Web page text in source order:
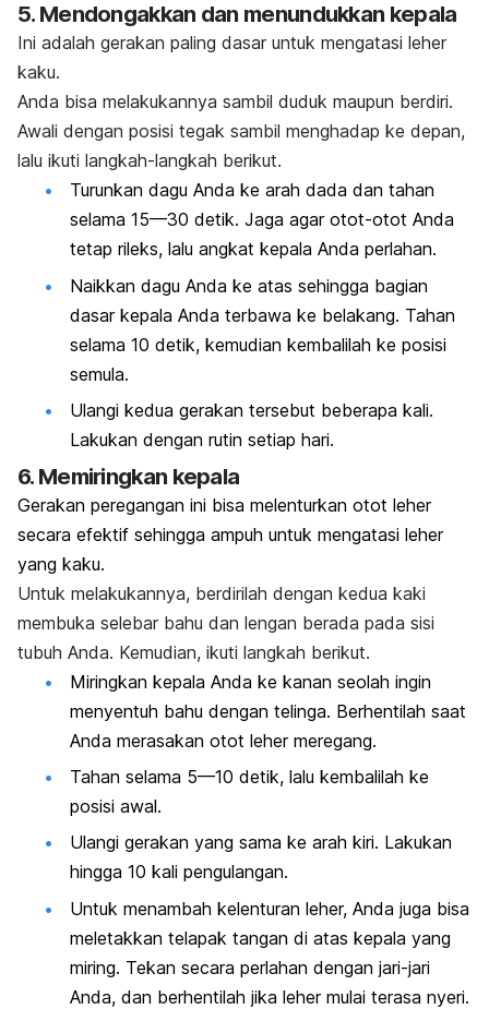
5. Mendongakkan dan menundukkan kepala
Ini adalah gerakan paling dasar untuk mengatasi leher
kaku.
Anda bisa melakukannya sambil duduk maupun berdiri.
Awali dengan posisi tegak sambil menghadap ke depan,
lalu ikuti langkah-langkah berikut.
Turunkan dagu Anda ke arah dada dan tahan
selama 15—30 detik. Jaga agar otot-otot Anda
tetap rileks, lalu angkat kepala Anda perlahan.
Naikkan dagu Anda ke atas sehingga bagian
dasar kepala Anda terbawa ke belakang. Tahan
selama 10 detik, kemudian kembalilah ke posisi
semula.
Ulangi kedua gerakan tersebut beberapa kali.
Lakukan dengan rutin setiap hari.
6. Memiringkan kepala
Gerakan peregangan ini bisa melenturkan otot leher
secara efektif sehingga ampuh untuk mengatasi leher
yang kaku.
Untuk melakukannya, berdirilah dengan kedua kaki
membuka selebar bahu dan lengan berada pada sisi
tubuh Anda. Kemudian, ikuti langkah berikut.
Miringkan kepala Anda ke kanan seolah ingin
menyentuh bahu dengan telinga. Berhentilah saat
Anda merasakan otot leher meregang.
Tahan selama 5—10 detik, lalu kembalilah ke
posisi awal.
Ulangi gerakan yang sama ke arah kiri. Lakukan
hingga 10 kali pengulangan.
Untuk menambah kelenturan leher, Anda juga bisa
meletakkan telapak tangan di atas kepala yang
miring. Tekan secara perlahan dengan jari-jari
Anda, dan berhentilah jika leher mulai terasa nyeri.